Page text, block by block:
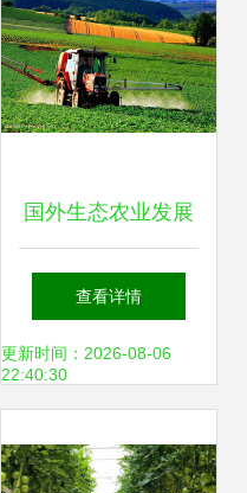
国外生态农业发展
之路给我们的启示
有哪些？
查看详情
更新时间：2026-08-06
22:40:30